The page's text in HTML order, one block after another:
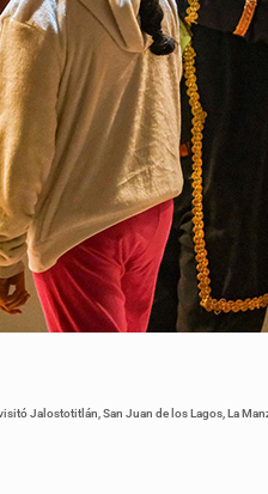
Jalostotitlán, San Juan de los Lagos, La